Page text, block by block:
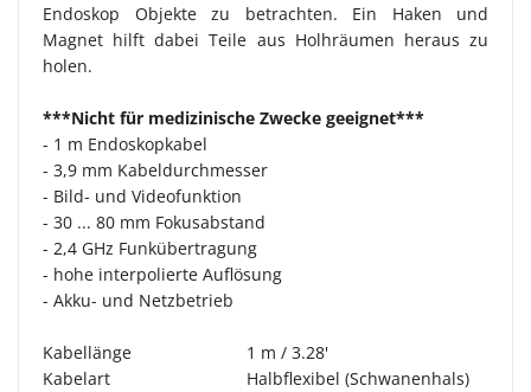
Endoskop Objekte zu betrachten. Ein Haken und
Magnet hilft dabei Teile aus Holhräumen heraus zu
holen.
***Nicht für medizinische Zwecke geeignet***
- 1 m Endoskopkabel
- 3,9 mm Kabeldurchmesser
- Bild- und Videofunktion
- 30 ... 80 mm Fokusabstand
- 2,4 GHz Funkübertragung
- hohe interpolierte Auflösung
- Akku- und Netzbetrieb
Kabellänge
1 m / 3.28'
Kabelart
Halbflexibel (Schwanenhals)